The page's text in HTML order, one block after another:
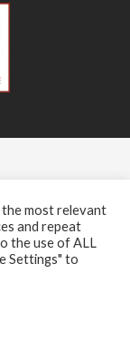
most relevant
and repeat
the use of ALL
Settings" to